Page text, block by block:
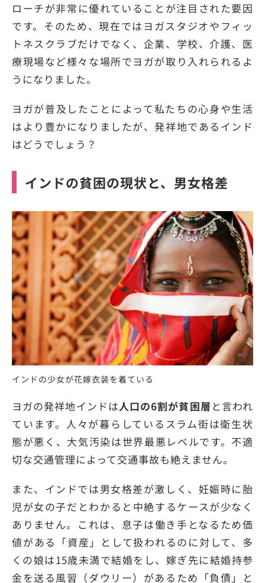
ローチが非常に優れていることが注目された要因
です。そのため、現在ではヨガスタジオやフィッ
トネスクラブだけでなく、企業、学校、介護、医
療現場など様々な場所でヨガが取り入れられるよ
うになりました。
ヨガが普及したことによって私たちの心身や生活
はより豊かになりましたが、発祥地であるインド
はどうでしょう？
インドの貧困の現状と、男女格差
インドの少女が花嫁衣装を着ている
ヨガの発祥地インドは人口の6割が貧困層 と言われ
ています。人々が暮らしているスラム街は衛生状
態が悪く、大気汚染は世界最悪レベルです。不適
切な交通管理によって交通事故も絶えません。
また、インドでは男女格差が激しく、妊娠時に胎
児が女の子だとわかると中絶するケースが少なく
ありません。これは、息子は働き手となるため価
値がある「資産」として扱われるのに対して、多
くの娘は15歳未満で結婚をし、嫁ぎ先に結婚持参
金を送る風習（ダウリー）があるため「負債」と